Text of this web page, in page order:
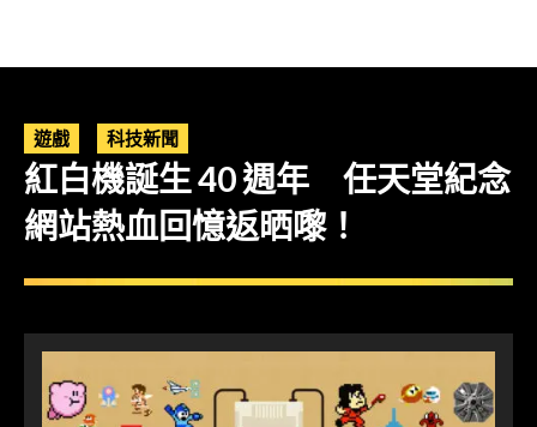
遊戲 科技新聞
紅白機誕生 40 週年 任天堂紀念
網站熱血回憶返晒嚟！